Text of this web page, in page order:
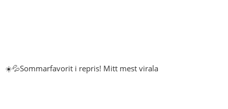
☀️💦Sommarfavorit i repris! Mitt mest virala